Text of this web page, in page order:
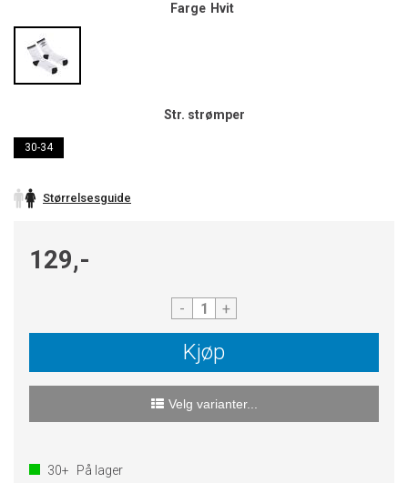
Farge Hvit
Str. strømper
30-34
Størrelsesguide
129,-
- +
Kjøp
Velg varianter...
30+ På lager